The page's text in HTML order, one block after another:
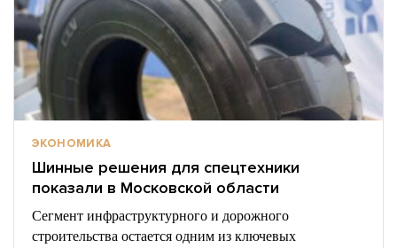
ЭКОНОМИКА
Шинные решения для спецтехники
показали в Московской области
Сегмент инфраструктурного и дорожного
строительства остается одним из ключевых